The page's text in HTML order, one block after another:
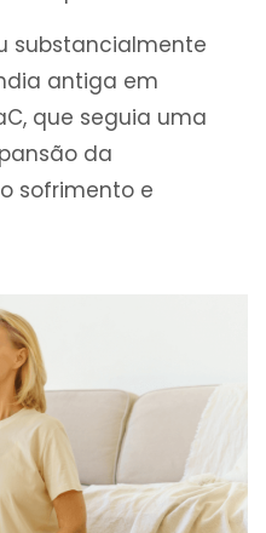
substancialmente
antiga em
que seguia uma
da
sofrimento e